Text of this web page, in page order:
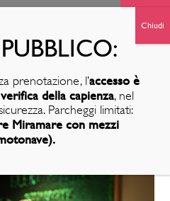
PRECEDENTI
prenotazione, l’accesso è
della capienza, nel
Parcheggi limitati:
Miramare con mezzi